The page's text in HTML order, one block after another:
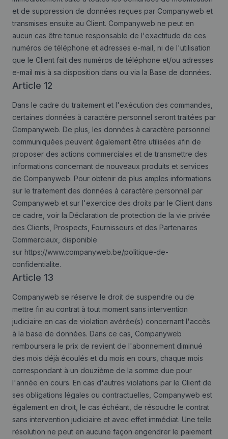
et de suppression de données reçues par Companyweb et
transmises ensuite au Client. Companyweb ne peut en
aucun cas être tenue responsable de l'exactitude de ces
numéros de téléphone et adresses e-mail, ni de l'utilisation
que le Client fait des numéros de téléphone et/ou adresses
e-mail mis à sa disposition dans ou via la Base de données.
Article 12
Dans le cadre du traitement et l'exécution des commandes,
certaines données à caractère personnel seront traitées par
Companyweb. De plus, les données à caractère personnel
communiquées peuvent également être utilisées afin de
proposer des actions commerciales et de transmettre des
informations concernant de nouveaux produits et services
de Companyweb. Pour obtenir de plus amples informations
sur le traitement des données à caractère personnel par
Companyweb et sur l'exercice des droits par le Client dans
ce cadre, voir la Déclaration de protection de la vie privée
des Clients, Prospects, Fournisseurs et des Partenaires
Commerciaux, disponible
sur https://www.companyweb.be/politique-de-
confidentialite.
Article 13
Companyweb se réserve le droit de suspendre ou de
mettre fin au contrat à tout moment sans intervention
judiciaire en cas de violation avérée(s) concernant l'accès
à la base de données. Dans ce cas, Companyweb
remboursera le prix de revient de l'abonnement diminué
des mois déjà écoulés et du mois en cours, chaque mois
correspondant à un douzième de la somme due pour
l'année en cours. En cas d'autres violations par le Client de
ses obligations légales ou contractuelles, Companyweb est
également en droit, le cas échéant, de résoudre le contrat
sans intervention judiciaire et avec effet immédiat. Une telle
résolution ne peut en aucune façon engendrer le paiement